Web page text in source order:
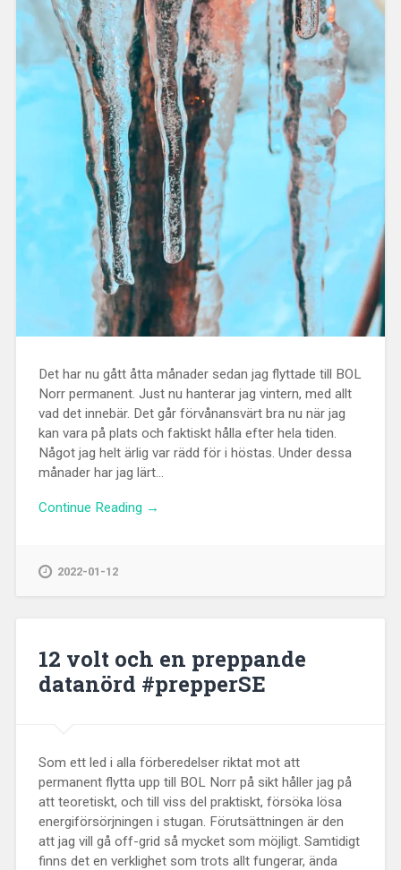
Det har nu gått åtta månader sedan jag flyttade till BOL
Norr permanent. Just nu hanterar jag vintern, med allt
vad det innebär. Det går förvånansvärt bra nu när jag
kan vara på plats och faktiskt hålla efter hela tiden.
Något jag helt ärlig var rädd för i höstas. Under dessa
månader har jag lärt...
Continue Reading →
2022-01-12
12 volt och en preppande
datanörd #prepperSE
Som ett led i alla förberedelser riktat mot att
permanent flytta upp till BOL Norr på sikt håller jag på
att teoretiskt, och till viss del praktiskt, försöka lösa
energiförsörjningen i stugan. Förutsättningen är den
att jag vill gå off-grid så mycket som möjligt. Samtidigt
finns det en verklighet som trots allt fungerar, ända